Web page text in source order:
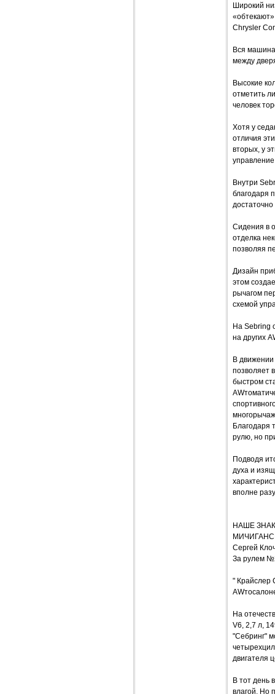
Широкий
Chrysler
Вся машина
между
Высокие
отметить
человек
Хотя у
отличия
вторых, у
Внутри
благодаря
Сидения в
отделка
позволяя
Дизайн
этом
рычагом
схемой
На Sebring
на других
В
позволяет
быстром
Благодаря
рулю, но
Подводя
духа и
вполне
НАШЕ
Сергей
За рулем
" Крайслер
На
V6, 2,7 л,
"Себринг"
двигателя
В тот день
влагой. Но